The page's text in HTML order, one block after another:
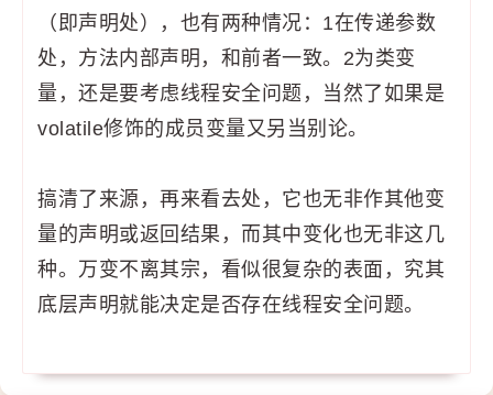
（即声明处），也有两种情况：1在传递参数
处，方法内部声明，和前者一致。2为类变
量，还是要考虑线程安全问题，当然了如果是
volatile修饰的成员变量又另当别论。
搞清了来源，再来看去处，它也无非作其他变
量的声明或返回结果，而其中变化也无非这几
种。万变不离其宗，看似很复杂的表面，究其
底层声明就能决定是否存在线程安全问题。